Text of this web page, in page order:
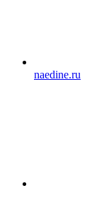
naedine.ru